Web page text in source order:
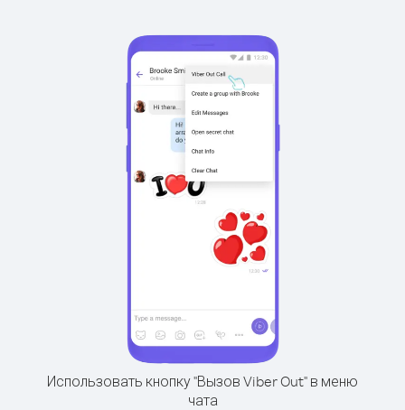
Использовать кнопку "Вызов Viber Out" в меню
чата